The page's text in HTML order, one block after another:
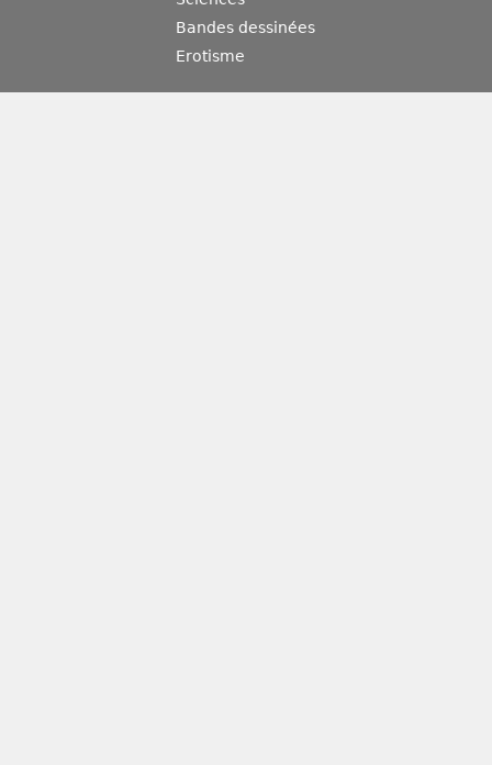
Bandes dessinées
Erotisme